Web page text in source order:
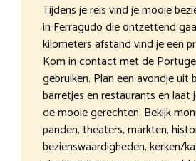
Tijdens je reis vind je mooie
in Ferragudo die ontzettend
kilometers afstand vind je een
Kom in contact met de
gebruiken. Plan een avondje uit
barretjes en restaurants en laat
de mooie gerechten. Bekijk
panden, theaters, markten,
bezienswaardigheden, kerken/